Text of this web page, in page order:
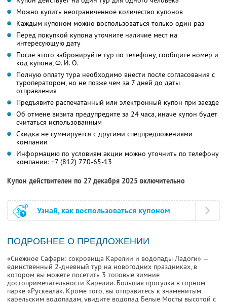
Можно купить неограниченное количество купонов
Каждым купоном можно воспользоваться только один раз
Перед покупкой купона уточните наличие мест на
интересующую дату
После этого забронируйте тур по телефону, сообщите номер и
код купона,Ф. И. О.
Полную оплату тура необходимо внести после согласования с
туроператором, но не позже чем за 7 дней до даты
отправления
Предъявите распечатанный или электронный купон при заезде
Об отмене визита предупредите за 24 часа, иначе купон будет
считаться использованным
Скидка не суммируется с другими спецпредложениями
компании
Информацию по условиям акции можно уточнить по телефону
компании: +7 (812) 770-65-13
Купон действителен по 27 декабря 2025 включительно
Узнай, как воспользоваться купоном
ПОДРОБНЕЕ О ПРЕДЛОЖЕНИИ
«Снежное Сафари: сокровища Карелии и водопады Ладоги» —
единственный 2-дневный тур на новогодних праздниках, в
котором вы можете посетить 3 топовые зимние
достопримечательности Карелии. Большая прогулка в горном
парке «Рускеала». Кроме того, вы отправитесь к знаменитым
карельским водопадам, увидите водопад Белые Мосты высотой с